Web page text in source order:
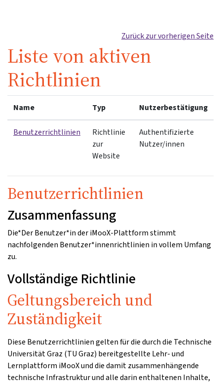
Zurück zur vorherigen Seite
Liste von aktiven
Richtlinien
Name Typ Nutzerbestätigung
Benutzerrichtlinien
Richtlinie
zur
Website
Authentifizierte
Nutzer/innen
Benutzerrichtlinien
Zusammenfassung
Die*Der Benutzer*in der iMooX-Plattform stimmt
nachfolgenden Benutzer*innenrichtlinien in vollem Umfang
zu.
Vollständige Richtlinie
Geltungsbereich und
Zuständigkeit
Diese Benutzerrichtlinien gelten für die durch die Technische
Universität Graz (TU Graz) bereitgestellte Lehr- und
Lernplattform iMooX und die damit zusammenhängende
technische Infrastruktur und alle darin enthaltenen Inhalte,